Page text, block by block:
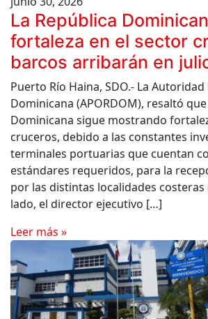
La República
fortaleza en el sector
barcos arribarán en
Puerto Río Haina, SDO.- La
Dominicana (APORDOM), resaltó
Dominicana sigue mostrando
cruceros, debido a las constantes
terminales portuarias que cuentan
estándares requeridos, para la
por las distintas localidades costeras
lado, el director ejecutivo […]
Leer más »